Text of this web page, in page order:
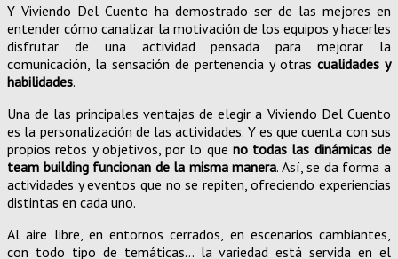
Y Viviendo Del Cuento ha demostrado ser de las mejores en
entender cómo canalizar la motivación de los equipos y hacerles
disfrutar de una actividad pensada para mejorar la
comunicación, la sensación de pertenencia y otras cualidades y
habilidades.
Una de las principales ventajas de elegir a Viviendo Del Cuento
es la personalización de las actividades. Y es que cuenta con sus
propios retos y objetivos, por lo que no todas las dinámicas de
team building funcionan de la misma manera. Así, se da forma a
actividades y eventos que no se repiten, ofreciendo experiencias
distintas en cada uno.
Al aire libre, en entornos cerrados, en escenarios cambiantes,
con todo tipo de temáticas… la variedad está servida en el